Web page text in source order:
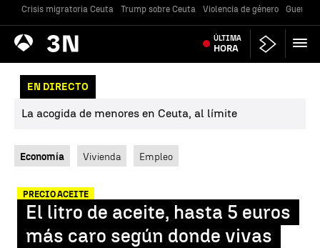
Crisis migratoria Ceuta Trump sobre Ceuta Violencia de género Guerra
Antena
3 Noticias ÚLTIMA
HORA
EN DIRECTO
La acogida de menores en Ceuta, al límite
Economía Vivienda Empleo
PRECIO ACEITE
El litro de aceite, hasta 5 euros
más caro según donde vivas